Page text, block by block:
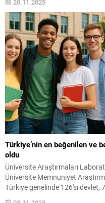
tarafından düzenlenen
Rektör Yardımcıları Prof. Dr.
dekanlar, müdürler, akademik
20.11.2025
Türkiye’nin en beğenilen ve
oldu
Üniversite Araştırmaları
Üniversite Memnuniyet
Türkiye genelinde 126'sı